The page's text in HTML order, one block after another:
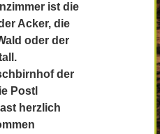
ist die
Acker, die
oder der
der
Postl
herzlich